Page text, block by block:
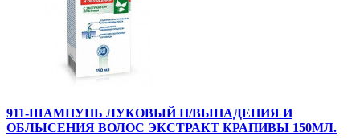
911-ШАМПУНЬ ЛУКОВЫЙ П/ВЫПАДЕНИЯ И
ОБЛЫСЕНИЯ ВОЛОС ЭКСТРАКТ КРАПИВЫ 150МЛ.